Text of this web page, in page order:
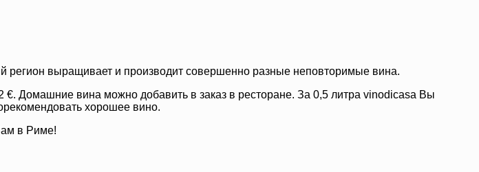
выращивает и производит совершенно разные неповторимые вина.
Домашние вина можно добавить в заказ в ресторане. За 0,5 литра vinodicasa Вы
хорошее вино.
в Риме!